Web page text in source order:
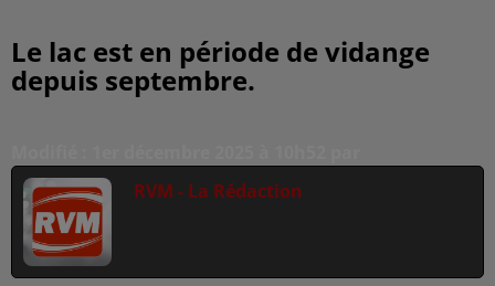
Le lac est en période de vidange
depuis septembre.
RVM - La Rédaction